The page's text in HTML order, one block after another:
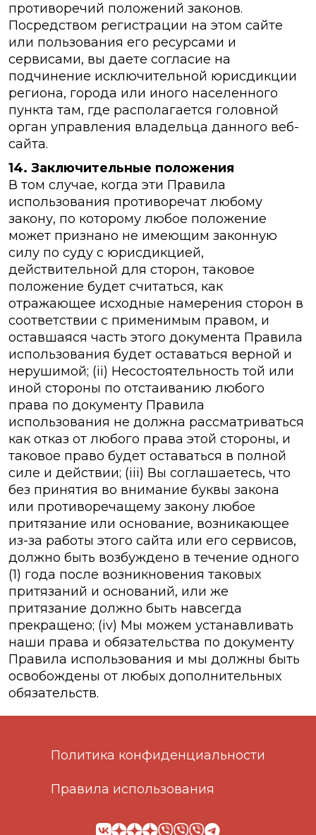
противоречий положений законов.
Посредством регистрации на этом сайте
или пользования его ресурсами и
сервисами, вы даете согласие на
подчинение исключительной юрисдикции
региона, города или иного населенного
пункта там, где располагается головной
орган управления владельца данного веб-
сайта.
14. Заключительные положения
В том случае, когда эти Правила
использования противоречат любому
закону, по которому любое положение
может признано не имеющим законную
силу по суду с юрисдикцией,
действительной для сторон, таковое
положение будет считаться, как
отражающее исходные намерения сторон в
соответствии с применимым правом, и
оставшаяся часть этого документа Правила
использования будет оставаться верной и
нерушимой; (ii) Несостоятельность той или
иной стороны по отстаиванию любого
права по документу Правила
использования не должна рассматриваться
как отказ от любого права этой стороны, и
таковое право будет оставаться в полной
силе и действии; (iii) Вы соглашаетесь, что
без принятия во внимание буквы закона
или противоречащему закону любое
притязание или основание, возникающее
из-за работы этого сайта или его сервисов,
должно быть возбуждено в течение одного
(1) года после возникновения таковых
притязаний и оснований, или же
притязание должно быть навсегда
прекращено; (iv) Мы можем устанавливать
наши права и обязательства по документу
Правила использования и мы должны быть
освобождены от любых дополнительных
обязательств.
Политика конфиденциальности
Правила использования